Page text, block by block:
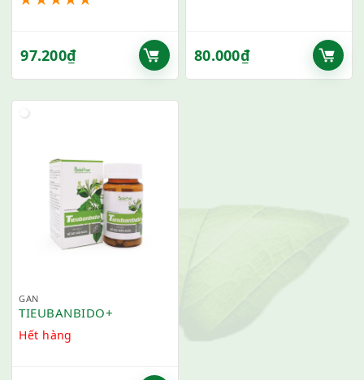
97.200₫ 80.000₫
GAN
TIEUBANBIDO+
Hết hàng